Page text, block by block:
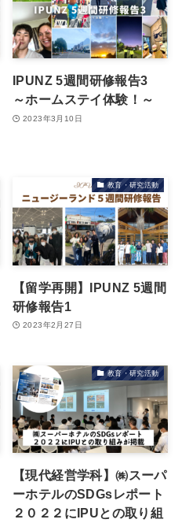
IPUNZ 5週間研修報告3
～ホームステイ体験！～
2023年3月10日
教育・研究活動
【留学再開】IPUNZ 5週間
研修報告1
2023年2月27日
教育・研究活動
【現代経営学科】㈱スーパ
ーホテルのSDGsレポート
２０２２にIPUとの取り組